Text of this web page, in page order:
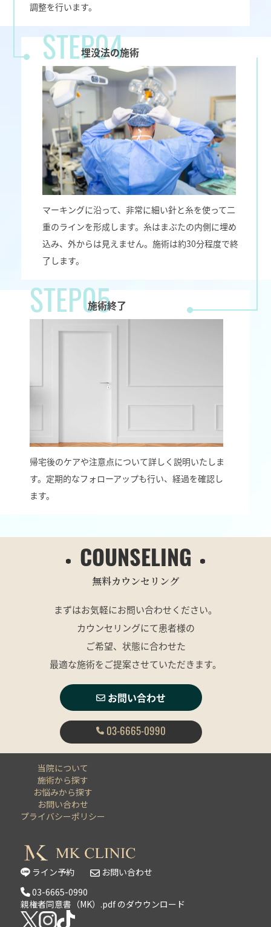
調整を行います。
STEP04
埋没法の施術
マーキングに沿って、非常に細い針と糸を使って二
重のラインを形成します。糸はまぶたの内側に埋め
込み、外からは見えません。施術は約30分程度で終
了します。
STEP05
施術終了
帰宅後のケアや注意点について詳しく説明いたしま
す。定期的なフォローアップも行い、経過を確認し
ます。
COUNSELING
無料カウンセリング
まずはお気軽にお問い合わせください。
カウンセリングにて患者様の
ご希望、状態に合わせた
最適な施術をご提案させていただきます。
お問い合わせ
03-6665-0990
当院について
施術から探す
お悩みから探す
お問い合わせ
プライバシーポリシー
ライン予約
お問い合わせ
03-6665-0990
親権者同意書（MK）.pdf のダウウンロード